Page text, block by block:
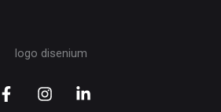
F
a
I
n
L
i